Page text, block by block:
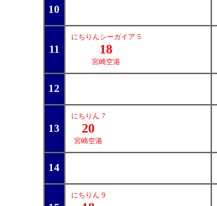
10
11
にちりんシーガイア 5
18
宮崎空港
12
13
にちりん 7
20
宮崎空港
14
にちりん 9